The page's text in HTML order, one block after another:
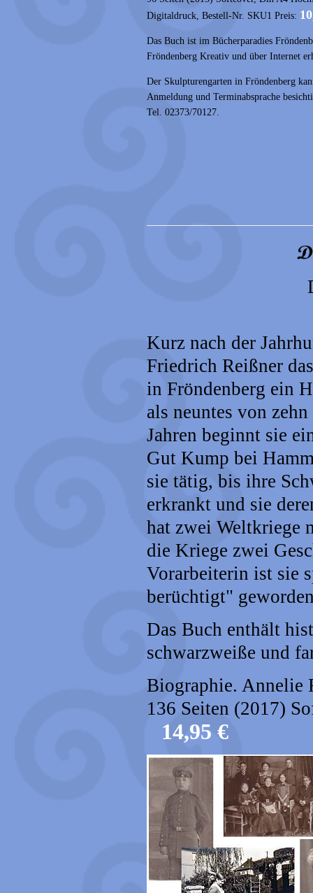
Digitaldruck, Bestell-Nr. SKU1 Preis:
Das Buch ist im Bücherparadies
Fröndenberg Kreativ und über Internet
Der Skulpturengarten in Fröndenberg
Anmeldung und Terminabsprache
Tel. 02373/70127.
Kurz nach der
Friedrich Reißner
in Fröndenberg ein
als neuntes von
Jahren beginnt sie
Gut Kump bei
sie tätig, bis ihre
erkrankt und sie
hat zwei Weltkriege
die Kriege zwei
Vorarbeiterin ist sie
berüchtigt"
Das Buch enthält
schwarzweiße und
Biographie. Annelie
136 Seiten (2017)
14,95 €